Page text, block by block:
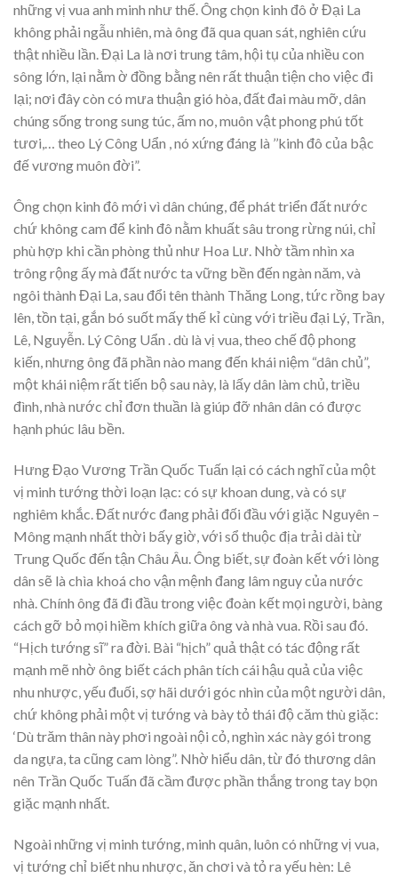
những vị vua anh minh như thế. Ông chọn kinh đô ở Đại La
không phải ngẫu nhiên, mà ông đã qua quan sát, nghiên cứu
thật nhiều lần. Đại La là nơi trung tâm, hội tụ của nhiều con
sông lớn, lại nằm ờ đồng bằng nên rất thuận tiện cho việc đi
lại; nơi đây còn có mưa thuận gió hòa, đất đai màu mỡ, dân
chúng sống trong sung túc, ấm no, muôn vật phong phú tốt
tươi,… theo Lý Công Uẩn , nó xứng đáng là ’’kinh đô của bậc
đế vương muôn đời”.
Ông chọn kinh đô mới vì dân chúng, để phát triển đất nước
chứ không cam để kinh đô nằm khuất sâu trong rừng núi, chỉ
phù hợp khi cần phòng thủ như Hoa Lư. Nhờ tầm nhìn xa
trông rộng ấy mà đất nước ta vững bền đến ngàn năm, và
ngôi thành Đại La, sau đổi tên thành Thăng Long, tức rồng bay
lên, tồn tại, gắn bó suốt mấy thế kỉ cùng với triều đại Lý, Trần,
Lê, Nguyễn. Lý Công Uẩn . dù là vị vua, theo chế độ phong
kiến, nhưng ông đã phần nào mang đến khái niệm “dân chủ”,
một khái niệm rất tiến bộ sau này, là lấy dân làm chủ, triều
đình, nhà nước chỉ đơn thuần là giúp đỡ nhân dân có được
hạnh phúc lâu bền.
Hưng Đạo Vương Trần Quốc Tuấn lại có cách nghĩ của một
vị minh tướng thời loạn lạc: có sự khoan dung, và có sự
nghiêm khắc. Đất nước đang phải đối đầu với giặc Nguyên –
Mông mạnh nhất thời bấy giờ, với sổ thuộc địa trải dài từ
Trung Quốc đến tận Châu Âu. Ông biết, sự đoàn kết với lòng
dân sẽ là chìa khoá cho vận mệnh đang lâm nguy của nước
nhà. Chính ông đã đi đầu trong việc đoàn kết mọi người, bàng
cách gỡ bỏ mọi hiềm khích giữa ông và nhà vua. Rồi sau đó.
“Hịch tướng sĩ” ra đời. Bài “hịch” quả thật có tác động rất
mạnh mẽ nhờ ông biết cách phân tích cái hậu quả của việc
nhu nhược, yếu đuối, sợ hãi dưới góc nhìn của một người dân,
chứ không phải một vị tướng và bày tỏ thái độ căm thù giặc:
‘Dù trăm thân này phơi ngoài nội cỏ, nghìn xác này gói trong
da ngựa, ta cũng cam lòng”. Nhờ hiểu dân, từ đó thương dân
nên Trần Quốc Tuấn đã cầm được phần thắng trong tay bọn
giặc mạnh nhất.
Ngoài những vị minh tướng, minh quân, luôn có những vị vua,
vị tướng chỉ biết nhu nhược, ăn chơi và tỏ ra yếu hèn: Lê